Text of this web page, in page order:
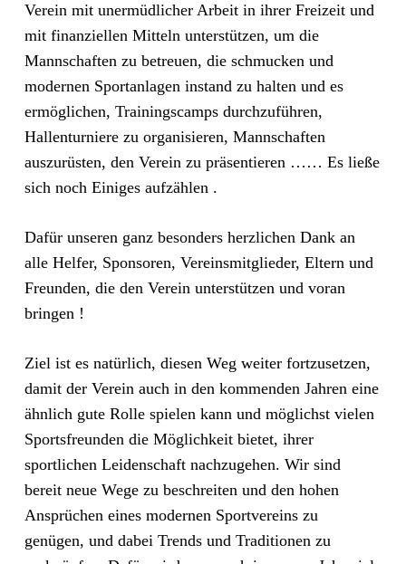
Verein mit unermüdlicher Arbeit in ihrer Freizeit und
mit finanziellen Mitteln unterstützen, um die
Mannschaften zu betreuen, die schmucken und
modernen Sportanlagen instand zu halten und es
ermöglichen, Trainingscamps durchzuführen,
Hallenturniere zu organisieren, Mannschaften
auszurüsten, den Verein zu präsentieren …… Es ließe
sich noch Einiges aufzählen .
Dafür unseren ganz besonders herzlichen Dank an
alle Helfer, Sponsoren, Vereinsmitglieder, Eltern und
Freunden, die den Verein unterstützen und voran
bringen !
Ziel ist es natürlich, diesen Weg weiter fortzusetzen,
damit der Verein auch in den kommenden Jahren eine
ähnlich gute Rolle spielen kann und möglichst vielen
Sportsfreunden die Möglichkeit bietet, ihrer
sportlichen Leidenschaft nachzugehen. Wir sind
bereit neue Wege zu beschreiten und den hohen
Ansprüchen eines modernen Sportvereins zu
genügen, und dabei Trends und Traditionen zu